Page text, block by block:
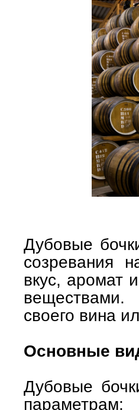
Дубовые
созревания
вкус, аромат
своего вина
Основные
Дубовые
параметрам: